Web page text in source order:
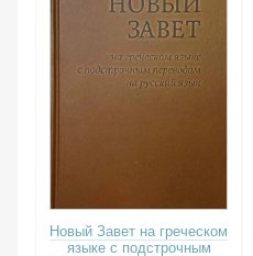
Новый Завет на греческом
языке с подстрочным